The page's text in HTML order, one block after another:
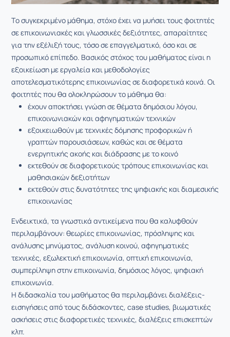
Tο συγκεκριμένο μάθημα, στόχο έχει να μυήσει τους φοιτητές
σε επικοινωνιακές και γλωσσικές δεξιότητες, απαραίτητες
για την εξέλιξή τους, τόσο σε επαγγελματικό, όσο και σε
προσωπικό επίπεδο. Βασικός στόχος του μαθήματος είναι η
εξοικείωση με εργαλεία και μεθοδολογίες
αποτελεσματικότερης επικοινωνίας σε διαφορετικά κοινά. Οι
φοιτητές που θα ολοκληρώσουν το μάθημα θα:
έχουν αποκτήσει γνώση σε θέματα δημόσιου λόγου,
επικοινωνιακών και αφηγηματικών τεχνικών
εξοικειωθούν με τεχνικές δόμησης προφορικών ή
γραπτών παρουσιάσεων, καθώς και σε θέματα
ενεργητικής ακοής και διάδρασης με το κοινό
εκτεθούν σε διαφορετικούς τρόπους επικοινωνίας και
μαθησιακών δεξιοτήτων
εκτεθούν στις δυνατότητες της ψηφιακής και διαμεσικής
επικοινωνίας
Ενδεικτικά, τα γνωστικά αντικείμενα που θα καλυφθούν
περιλαμβάνουν: θεωρίες επικοινωνίας, πρόσληψης και
ανάλυσης μηνύματος, ανάλυση κοινού, αφηγηματικές
τεχνικές, εξωλεκτική επικοινωνία, οπτική επικοινωνία,
συμπερίληψη στην επικοινωνία, δημόσιος λόγος, ψηφιακή
επικοινωνία.
Η διδασκαλία του μαθήματος θα περιλαμβάνει διαλέξεις-
εισηγήσεις από τους διδάσκοντες, case studies, βιωματικές
ασκήσεις στις διαφορετικές τεχνικές, διαλέξεις επισκεπτών
κλπ.